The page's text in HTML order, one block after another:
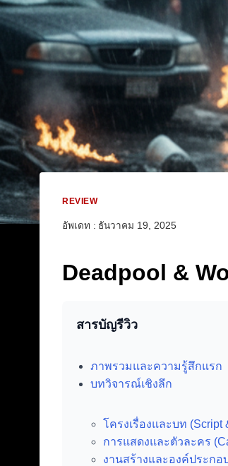
REVIEW
อัพเดท : ธันวาคม 19, 2025
Deadpool &
สารบัญรีวิว
ภาพรวมและความรู้สึกแรก
บทวิจารณ์เชิงลึก
โครงเรื่องและบท (Script
การแสดงและตัวละคร
งานสร้างและองค์ประกอ